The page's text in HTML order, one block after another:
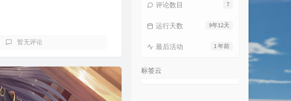
暂无评论
7
评论数目
9年12天
运行天数
1 年前
最后活动
标签云